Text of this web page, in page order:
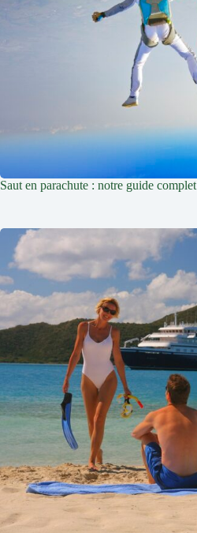
Saut en parachute : notre guide complet